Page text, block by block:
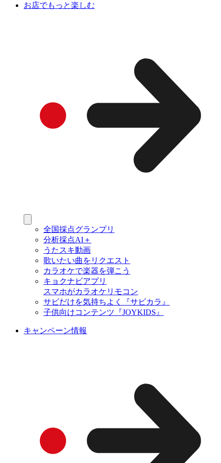
お店でもっと楽しむ
全国採点グランプリ
分析採点AI＋
うたスキ動画
歌いたい曲をリクエスト
カラオケで楽器を弾こう
キョクナビアプリ
スマホがカラオケリモコン
サビだけを気持ちよく『サビカラ』
子供向けコンテンツ『JOYKIDS』
キャンペーン情報